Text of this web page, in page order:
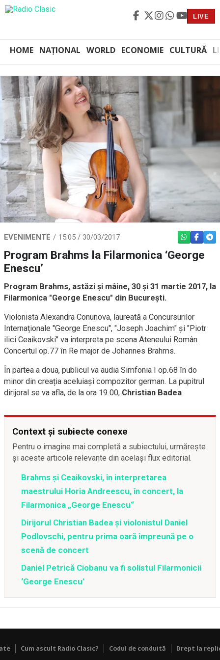
LIVE
HOME NAȚIONAL WORLD ECONOMIE CULTURĂ
EVENIMENTE 15:05 / 30/03/2017 WHATSAPP
Program Brahms la Filarmonica ‘George
Enescu’
Program Brahms, astăzi și mâine, 30 și 31 martie 2017, la
Filarmonica "George Enescu" din Bucureşti.
Violonista Alexandra Conunova, laureată a Concursurilor
Internaționale "George Enescu", "Joseph Joachim" și "Piotr
ilici Ceaikovski" va interpreta pe scena Ateneului Român
Concertul op.77 în Re major de Johannes Brahms.
În partea a doua, publicul va audia Simfonia I op.68 în do
minor din creația aceluiași compozitor german. La pupitrul
dirijoral se va afla, de la ora 19.00, Christian Badea
Context și subiecte conexe
Pentru o imagine mai completă a subiectului, urmărește
și aceste articole relevante din același flux editorial.
Brahms și Ceaikovski, în interpretarea
maestrului Horia Andreescu, în concert, la
Filarmonica „George Enescu“
Dirijorul Christian Badea și violonistul Daniel
Podlovschi, pentru prima oară împreună pe o
scenă de concert
Daniel Petrică Ciobanu va fi solistul Filarmonicii
‘George Enescu’
Cum ascult Radio Clasic? Codul de conduită Drept la